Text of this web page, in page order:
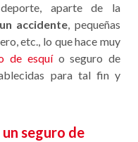
aparte de la
accidente, pequeñas
etc., lo que hace muy
de esquío seguro de
para tal fin y
seguro de